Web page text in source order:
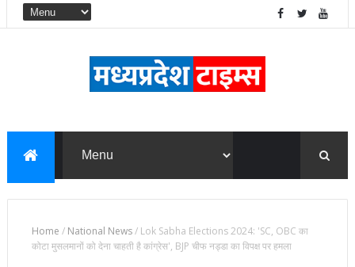
Home / National News/ Lok Sabha Elections 2024: 'SC, OBC का
कोटा मुसलमानों को देना चाहती है कांग्रेस', BJP चीफ नड्डा का विपक्ष पर हमला